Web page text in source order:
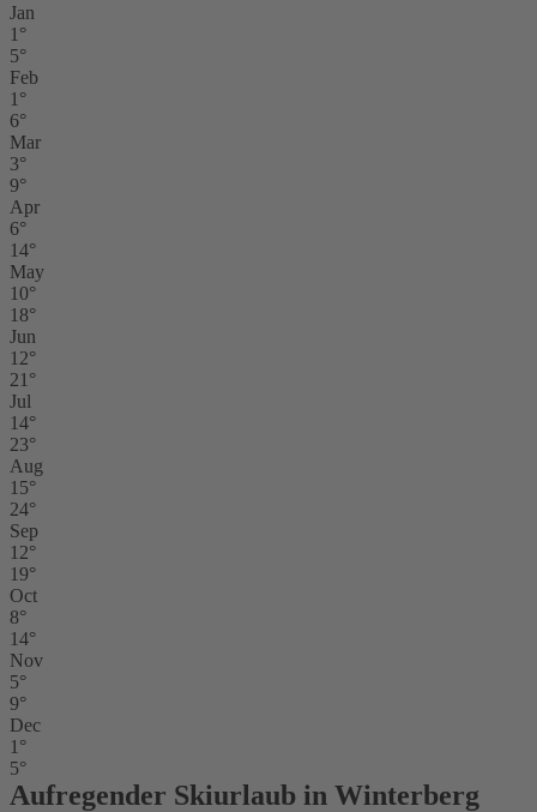
Jan
1°
5°
Feb
1°
6°
Mar
3°
9°
Apr
6°
14°
May
10°
18°
Jun
12°
21°
Jul
14°
23°
Aug
15°
24°
Sep
12°
19°
Oct
8°
14°
Nov
5°
9°
Dec
1°
5°
Aufregender Skiurlaub in Winterberg